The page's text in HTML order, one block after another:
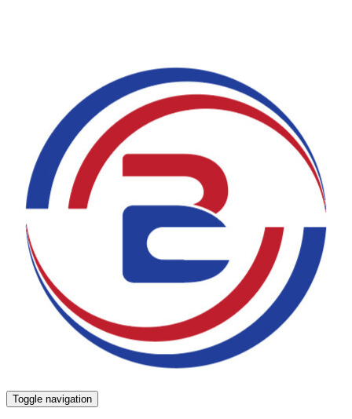
Toggle navigation